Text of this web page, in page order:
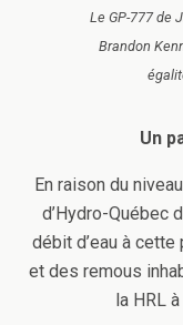
Le GP-777 de
Brandon
Un
En raison du
d’Hydro-Québec
débit d’eau à
et des remous
la HRL